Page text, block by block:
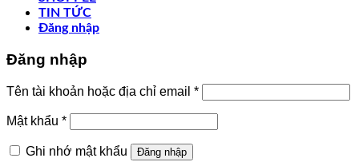
TIN TỨC
Đăng nhập
Đăng nhập
Tên tài khoản hoặc địa chỉ email *Bắt
buộc
Mật khẩu *Bắt
buộc
Ghi nhớ mật khẩu
Đăng nhập